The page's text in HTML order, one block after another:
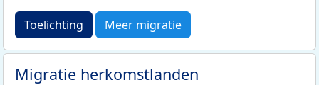
Toelichting Meer migratie
Migratie herkomstlanden